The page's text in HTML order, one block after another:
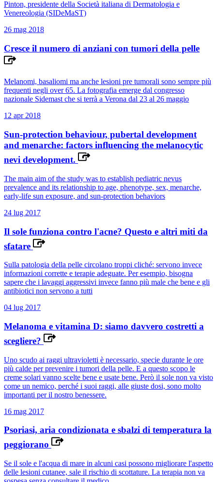
Pinton, presidente della Società italiana di Dermatologia e
Venereologia (SIDeMaST)
26 mag 2018
Cresce il numero di anziani con tumori della pelle
Melanomi, basaliomi ma anche lesioni pre tumorali sono sempre più
frequenti negli over 65. La fotografia emerge dal congresso
nazionale Sidemast che si terrà a Verona dal 23 al 26 maggio
12 apr 2018
Sun-protection behaviour, pubertal development
and menarche: factors influencing the melanocytic
nevi development.
The main aim of the study was to establish pediatric nevus
prevalence and its relationship to age, phenotype, sex, menarche,
early-life sun exposure, and sun-protection behaviors
24 lug 2017
Il sole funziona contro l'acne? Questo e altri miti da
sfatare
Sulla patologia della pelle circolano troppi cliché: servono invece
informazioni corrette e terapie adeguate. Per esempio, bisogna
sapere che i lavaggi aggressivi invece fanno più male che bene e gli
antibiotici non servono a tutti
04 lug 2017
Melanoma e vitamina D: siamo davvero costretti a
scegliere?
Uno scudo ai raggi ultravioletti è necessario, specie durante le ore
più calde per prevenire i tumori della pelle. E a questo scopo le
creme solari vanno scelte bene e usate bene. Però il sole non va visto
come un nemico, perché i suoi raggi, alle giuste dosi, sono molto
importanti per il nostro benessere.
16 mag 2017
Psoriasi, aria condizionata e sbalzi di temperatura la
peggiorano
Se il sole e l'acqua di mare in alcuni casi possono migliorare l'aspetto
delle lesioni cutanee, sale il rischio di scottature. La terapia non va